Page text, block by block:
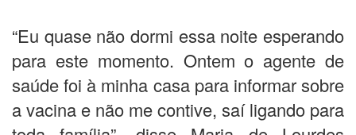
“Eu quase não dormi essa noite esperando
para este momento. Ontem o agente de
saúde foi à minha casa para informar sobre
a vacina e não me contive, saí ligando para